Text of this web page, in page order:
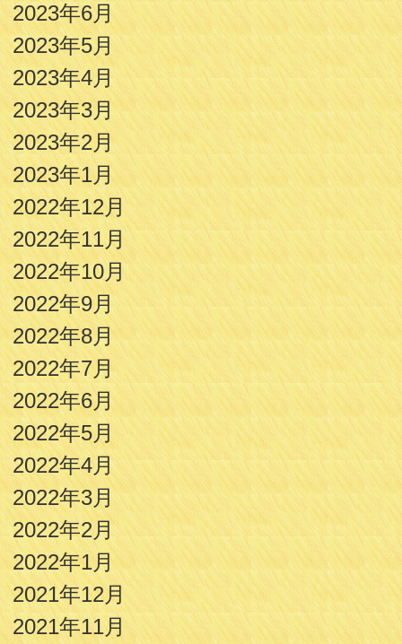
2023年6月
2023年5月
2023年4月
2023年3月
2023年2月
2023年1月
2022年12月
2022年11月
2022年10月
2022年9月
2022年8月
2022年7月
2022年6月
2022年5月
2022年4月
2022年3月
2022年2月
2022年1月
2021年12月
2021年11月